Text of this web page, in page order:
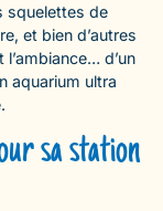
squelettes de
et bien d’autres
d’un
aquarium ultra
sa station